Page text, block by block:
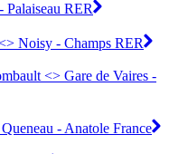
RER
Noisy - Champs RER
<> Gare de Vaires -
- Anatole France